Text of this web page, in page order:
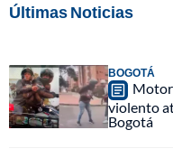
Últimas Noticias
BOGOTÁ
violento
Bogotá